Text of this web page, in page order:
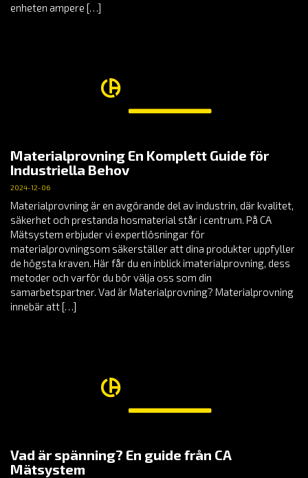
enheten ampere […]
Materialprovning En Komplett Guide för
Industriella Behov
2024-12-06
Materialprovning är en avgörande del av industrin, där kvalitet,
säkerhet och prestanda hosmaterial står i centrum. På CA
Mätsystem erbjuder vi expertlösningar för
materialprovningsom säkerställer att dina produkter uppfyller
de högsta kraven. Här får du en inblick imaterialprovning, dess
metoder och varför du bör välja oss som din
samarbetspartner. Vad är Materialprovning? Materialprovning
innebär att […]
Vad är spänning? En guide från CA
Mätsystem